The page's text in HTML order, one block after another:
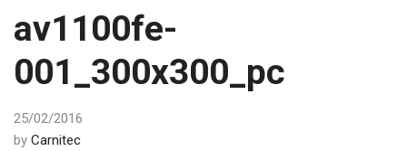
av1100fe-
001_300x300_pc
25/02/2016
by Carnitec